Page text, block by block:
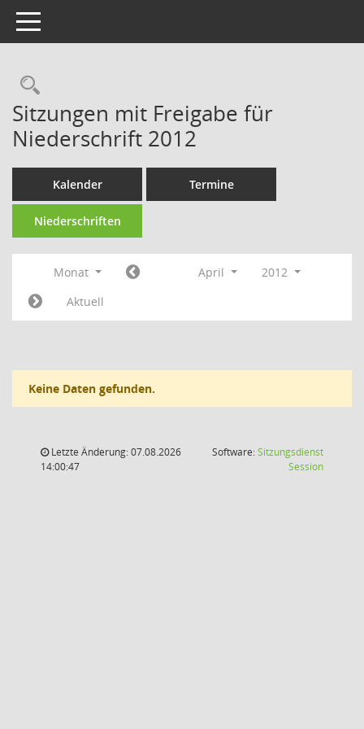
Toggle navigation
Rechercheauswahl
Sitzungen mit Freigabe für
Niederschrift 2012
Kalender Termine
Niederschriften
Monat April
2012
Aktuell
Keine Daten gefunden.
Letzte Änderung: 07.08.2026
14:00:47
Software:Sitzungsdienst
Session(Wird in